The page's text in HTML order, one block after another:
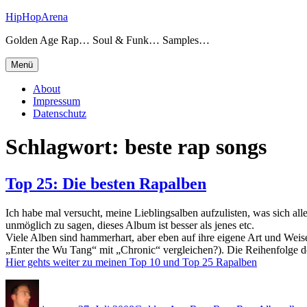
Zum
springen
HipHopArena
Golden Age Rap… Soul & Funk… Samples…
Menü
About
Impressum
Datenschutz
Schlagwort: beste rap songs
Top 25: Die besten Rapalben
Ich habe mal versucht, meine Lieblingsalben aufzulisten, was sich
unmöglich zu sagen, dieses Album ist besser als jenes etc.
Viele Alben sind hammerhart, aber eben auf ihre eigene Art und
„Enter the Wu Tang“ mit „Chronic“ vergleichen?). Die
Hier gehts weiter zu meinen Top 10 und Top 25 Rapalben